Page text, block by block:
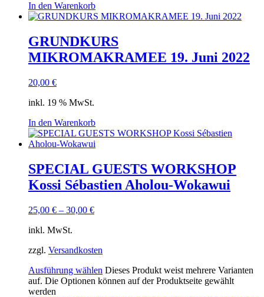
In den Warenkorb
GRUNDKURS
MIKROMAKRAMEE 19. Juni 2022
20,00 €
inkl. 19 % MwSt.
In den Warenkorb
SPECIAL GUESTS WORKSHOP
Kossi Sébastien Aholou-Wokawui
25,00 € – 30,00 €
inkl. MwSt.
zzgl. Versandkosten
Ausführung wählen Dieses Produkt weist mehrere Varianten
auf. Die Optionen können auf der Produktseite gewählt
werden